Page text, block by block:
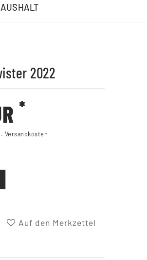
2022
*
Versandkosten
Auf den Merkzettel